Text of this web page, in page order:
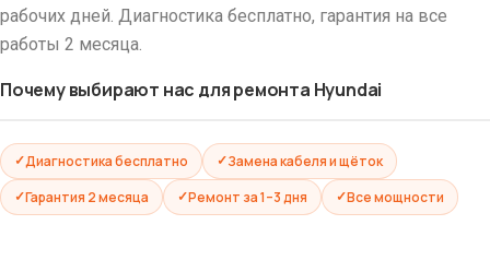
рабочих дней. Диагностика бесплатно, гарантия на все
работы 2 месяца.
Почему выбирают нас для ремонта Hyundai
Диагностика бесплатно
Замена кабеля и щёток
Гарантия 2 месяца
Ремонт за 1–3 дня Все мощности